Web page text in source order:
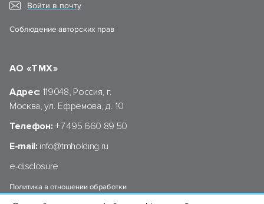
Войти в почту
Соблюдение авторских прав
АО «ТМХ»
Адрес: 119048, Россия, г.
Москва, ул. Ефремова, д. 10
Телефон: +7 495 660 89 50
E-mail: info@tmholding.ru
e-disclosure
Политика в отношении обработки
персональных данных АО «ТМХ»